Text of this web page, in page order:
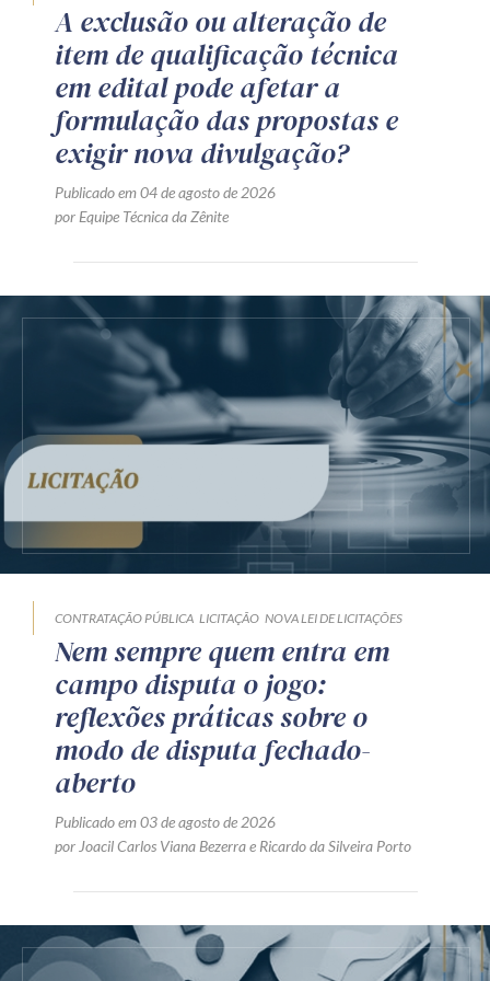
A exclusão ou alteração de
item de qualificação técnica
em edital pode afetar a
formulação das propostas e
exigir nova divulgação?
Publicado em 04 de agosto de 2026
por Equipe Técnica da Zênite
CONTRATAÇÃO PÚBLICA LICITAÇÃO NOVA LEI DE LICITAÇÕES
Nem sempre quem entra em
campo disputa o jogo:
reflexões práticas sobre o
modo de disputa fechado-
aberto
Publicado em 03 de agosto de 2026
por Joacil Carlos Viana Bezerrae Ricardo da Silveira Porto